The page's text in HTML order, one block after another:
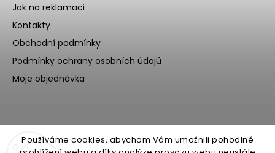
Používáme cookies, abychom Vám umožnili pohodlné
Jak na reklamaci
Kontakty
Obchodní podmínky
Podmínky ochrany osobních údajů
Moje objednávka